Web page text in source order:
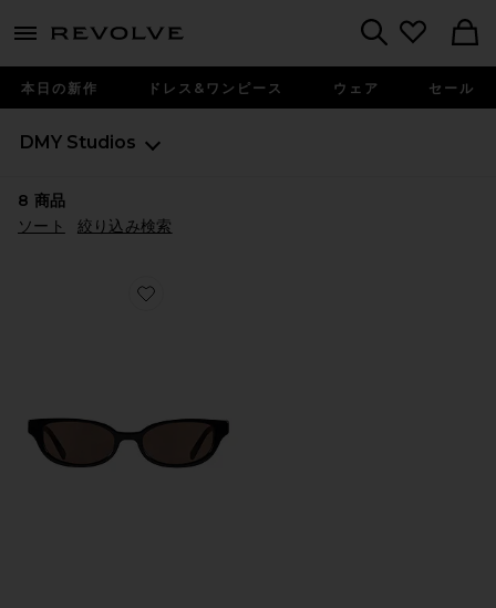
menu - shows more content
本日の新作 ドレス&ワンピース ウェア セール
DMY Studios
8 商品
ソート
絞り込み検索
Favorite ROMI サングラス